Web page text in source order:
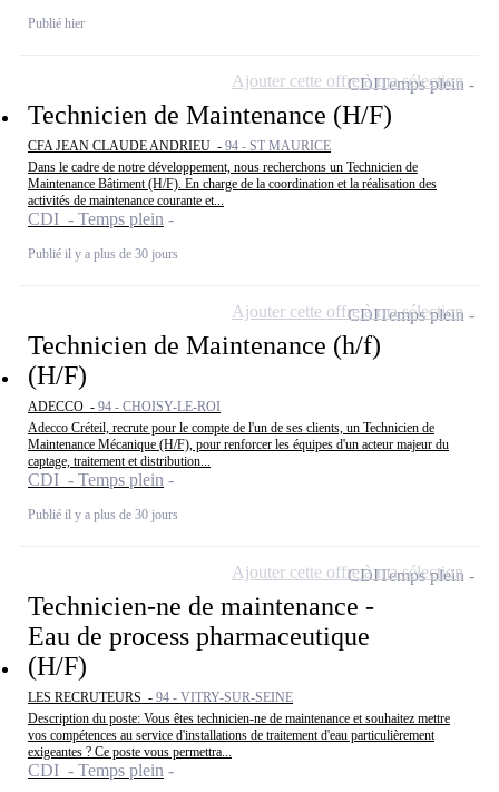
Publié hier
Technicien de Maintenance (H/F)
CFA JEAN CLAUDE ANDRIEU - 94 - ST MAURICE
Dans le cadre de notre développement, nous recherchons un Technicien de
Maintenance Bâtiment (H/F). En charge de la coordination et la réalisation des
activités de maintenance courante et...
CDI - Temps plein
Publié il y a plus de 30 jours
CDITemps plein
Ajouter cette offre à ma sélection
Technicien de Maintenance (h/f)
(H/F)
ADECCO - 94 - CHOISY-LE-ROI
Adecco Créteil, recrute pour le compte de l'un de ses clients, un Technicien de
Maintenance Mécanique (H/F), pour renforcer les équipes d'un acteur majeur du
captage, traitement et distribution...
CDI - Temps plein
Publié il y a plus de 30 jours
CDITemps plein
Ajouter cette offre à ma sélection
Technicien-ne de maintenance -
Eau de process pharmaceutique
(H/F)
LES RECRUTEURS - 94 - VITRY-SUR-SEINE
Description du poste: Vous êtes technicien-ne de maintenance et souhaitez mettre
vos compétences au service d'installations de traitement d'eau particulièrement
exigeantes ? Ce poste vous permettra...
CDI - Temps plein
CDITemps plein
Ajouter cette offre à ma sélection